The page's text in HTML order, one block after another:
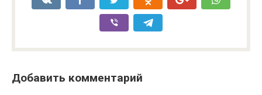
Добавить комментарий